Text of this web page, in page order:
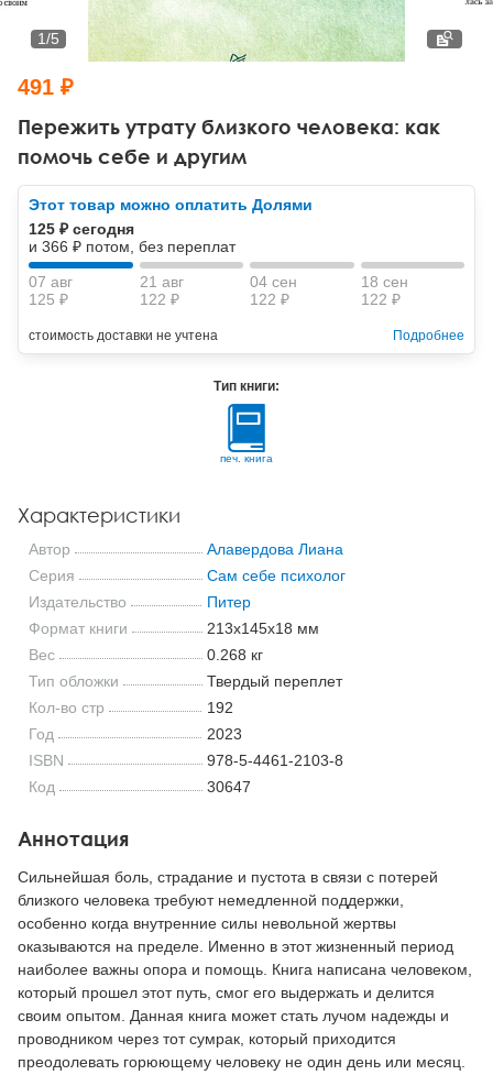
Тревожные расстройства, панические атаки
Психодрама
Другие направления психотерапии
Классический, эриксоновский гипноз и НЛП
НЛП
Психология труда и эргономика
Социальная психология
Социальная и организационная психология
Классический и юнгианский психоанализ
Пережить утрату близкого человека: как
помочь себе и другим
1/5
491 ₽
Этот товар можно оплатить Долями
125 ₽ сегодня
и 366 ₽ потом, без переплат
07 авг
125 ₽
21 авг
122 ₽
04 сен
122 ₽
18 сен
122 ₽
стоимость доставки не учтена Подробнее
Тип книги:
печ. книга
Характеристики
Автор
Алавердова Лиана
Серия
Сам себе психолог
Издательство
Питер
Формат книги
213x145x18 мм
Вес
0.268 кг
Тип обложки
Твердый переплет
Кол-во стр
192
Год
2023
ISBN
978-5-4461-2103-8
Код
30647
Аннотация
Cильнейшая боль, страдание и пустота в связи с потерей
близкого человека требуют немедленной поддержки,
особенно когда внутренние силы невольной жертвы
оказываются на пределе. Именно в этот жизненный период
наиболее важны опора и помощь. Книга написана человеком,
который прошел этот путь, смог его выдержать и делится
своим опытом. Данная книга может стать лучом надежды и
проводником через тот сумрак, который приходится
преодолевать горюющему человеку не один день или месяц.